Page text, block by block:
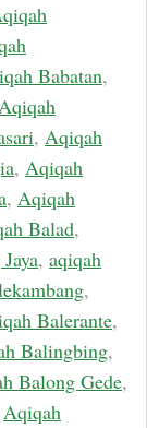
Babatan,
, Aqiqah
, Aqiqah
, Aqiqah
Balad,
, aqiqah
,
Balerante,
Balingbing,
Balong Gede,
Aqiqah